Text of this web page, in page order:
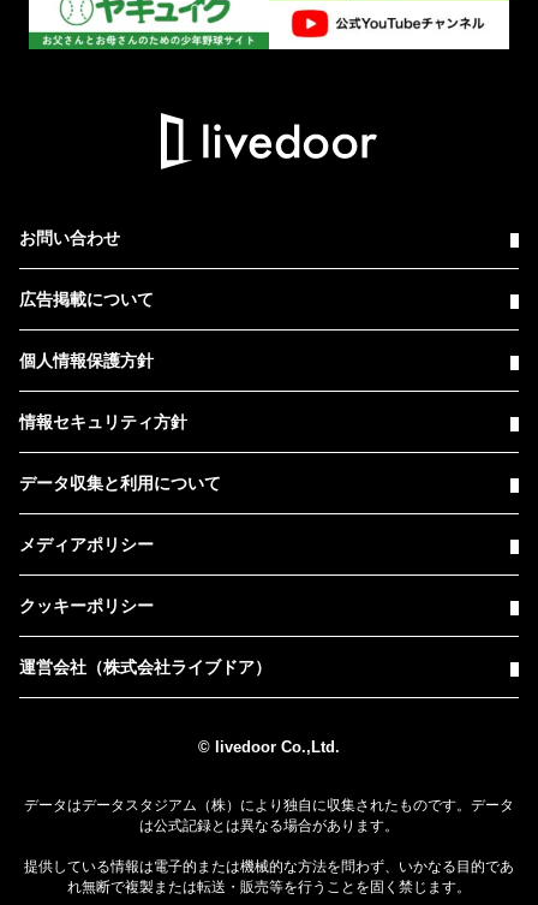
お問い合わせ
広告掲載について
個人情報保護方針
情報セキュリティ方針
データ収集と利用について
メディアポリシー
クッキーポリシー
運営会社（株式会社ライブドア）
© livedoor Co.,Ltd.
データはデータスタジアム（株）により独自に収集されたものです。データ
は公式記録とは異なる場合があります。
提供している情報は電子的または機械的な方法を問わず、いかなる目的であ
れ無断で複製または転送・販売等を行うことを固く禁じます。